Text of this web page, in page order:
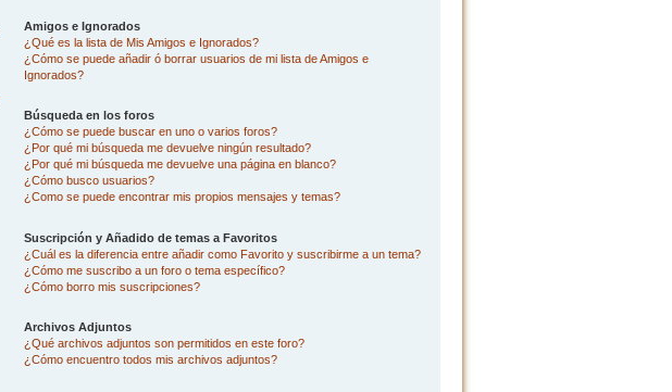
Amigos e Ignorados
¿Qué es la lista de Mis Amigos e Ignorados?
¿Cómo se puede añadir ó borrar usuarios de mi lista de Amigos e
Ignorados?
Búsqueda en los foros
¿Cómo se puede buscar en uno o varios foros?
¿Por qué mi búsqueda me devuelve ningún resultado?
¿Por qué mi búsqueda me devuelve una página en blanco?
¿Cómo busco usuarios?
¿Como se puede encontrar mis propios mensajes y temas?
Suscripción y Añadido de temas a Favoritos
¿Cuál es la diferencia entre añadir como Favorito y suscribirme a un tema?
¿Cómo me suscribo a un foro o tema específico?
¿Cómo borro mis suscripciones?
Archivos Adjuntos
¿Qué archivos adjuntos son permitidos en este foro?
¿Cómo encuentro todos mis archivos adjuntos?